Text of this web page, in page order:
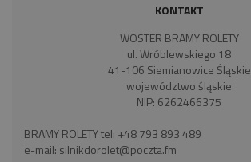
KONTAKT
WOSTER BRAMY ROLETY
ul. Wróblewskiego 18
41-106 Siemianowice Śląskie
województwo śląskie
NIP: 6262466375
BRAMY ROLETY tel: +48 793 893 489
e-mail: silnikdorolet@poczta.fm